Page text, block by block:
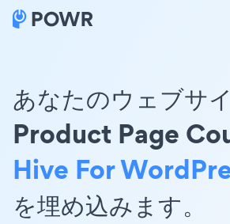
あなたのウェブサ
Product Page
Hive For
を埋め込みます。